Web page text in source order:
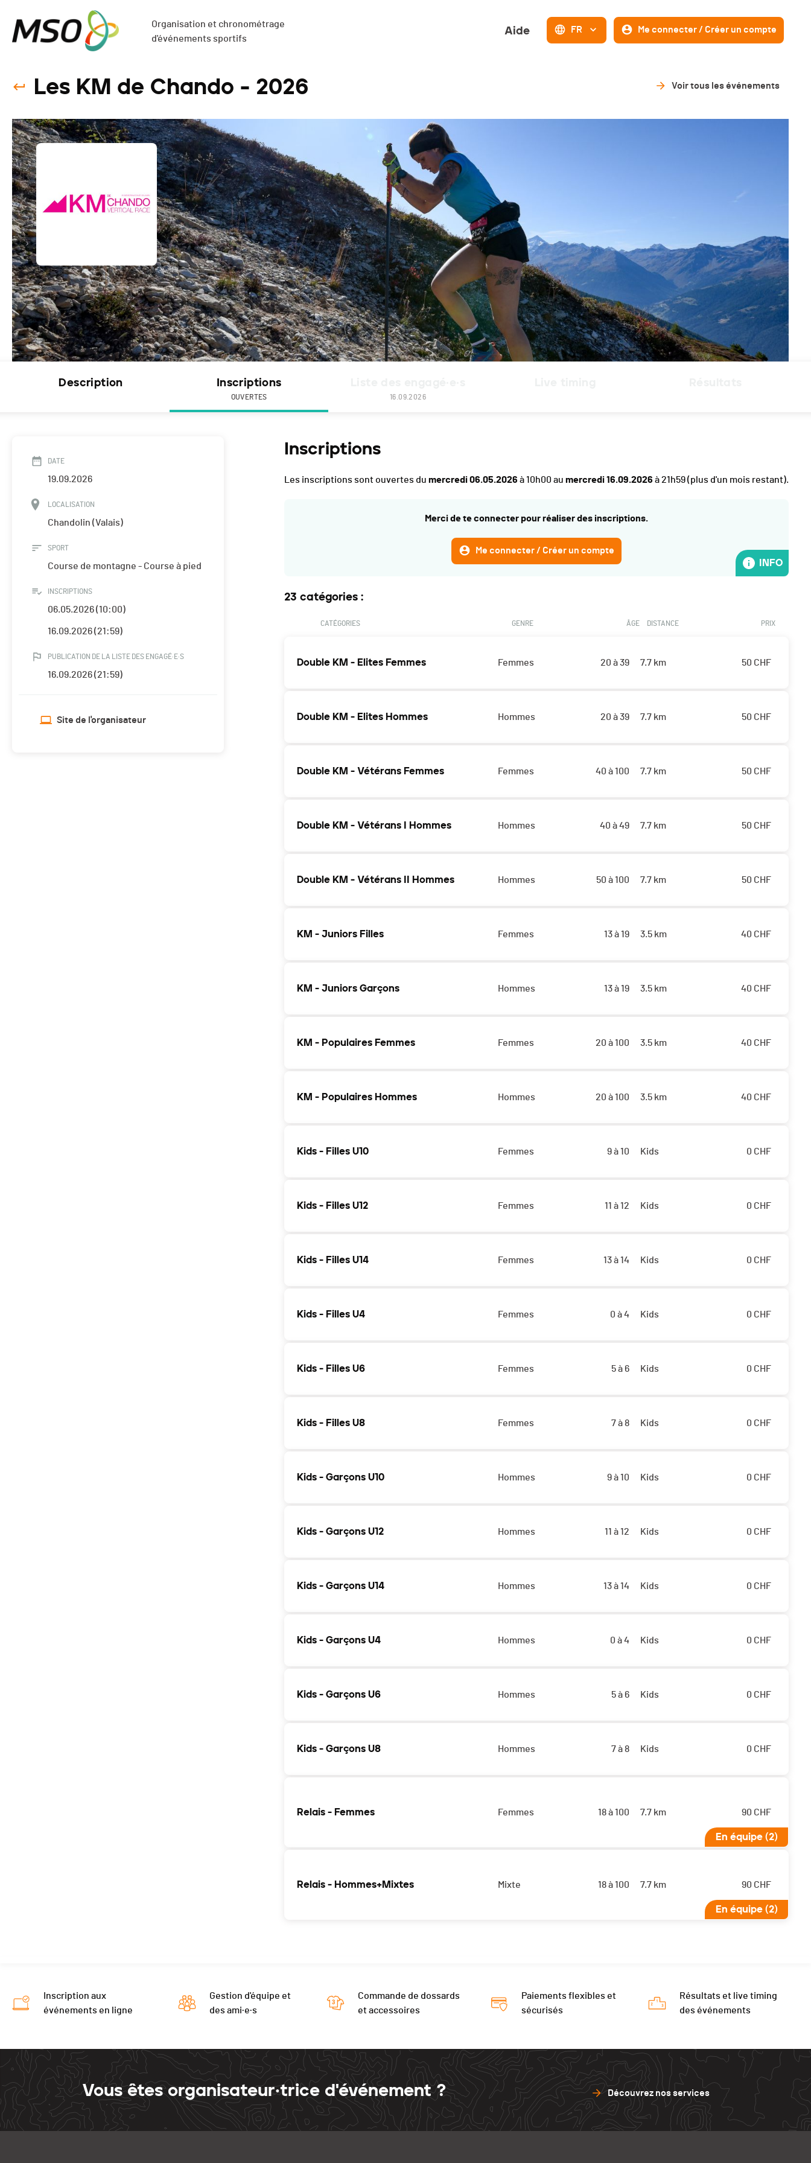
Organisation et chronométrage
d'événements sportifs
Aide FR Me connecter / Créer un compte
Les KM de Chando - 2026 Voir tous les événements
Description Inscriptions
OUVERTES 16.09.2026
DATE
19.09.2026
LOCALISATION
Chandolin (Valais)
SPORT
Course de montagne - Course à pied
INSCRIPTIONS
06.05.2026 (10:00)
16.09.2026 (21:59)
PUBLICATION DE LA LISTE DES ENGAGÉ·E·S
16.09.2026 (21:59)
Site de l'organisateur
Inscriptions
Les inscriptions sont ouvertes du mercredi 06.05.2026 à 10h00 au mercredi 16.09.2026 à 21h59(plus d'un mois restant).
Merci de te connecter pour réaliser des inscriptions.
Me connecter / Créer un compte
INFO
23 catégories :
CATÉGORIES GENRE ÂGE DISTANCE PRIX
Double KM - Elites Femmes Femmes 20 à 39 7.7 km 50 CHF
Double KM - Elites Hommes Hommes 20 à 39 7.7 km 50 CHF
Double KM - Vétérans Femmes Femmes 40 à 100 7.7 km 50 CHF
Double KM - Vétérans I Hommes Hommes 40 à 49 7.7 km 50 CHF
Double KM - Vétérans II Hommes Hommes 50 à 100 7.7 km 50 CHF
KM - Juniors Filles Femmes 13 à 19 3.5 km 40 CHF
KM - Juniors Garçons Hommes 13 à 19 3.5 km 40 CHF
KM - Populaires Femmes Femmes 20 à 100 3.5 km 40 CHF
KM - Populaires Hommes Hommes 20 à 100 3.5 km 40 CHF
Kids - Filles U10 Femmes 9 à 10 Kids 0 CHF
Kids - Filles U12 Femmes 11 à 12 Kids 0 CHF
Kids - Filles U14 Femmes 13 à 14 Kids 0 CHF
Kids - Filles U4 Femmes 0 à 4 Kids 0 CHF
Kids - Filles U6 Femmes 5 à 6 Kids 0 CHF
Kids - Filles U8 Femmes 7 à 8 Kids 0 CHF
Kids - Garçons U10 Hommes 9 à 10 Kids 0 CHF
Kids - Garçons U12 Hommes 11 à 12 Kids 0 CHF
Kids - Garçons U14 Hommes 13 à 14 Kids 0 CHF
Kids - Garçons U4 Hommes 0 à 4 Kids 0 CHF
Kids - Garçons U6 Hommes 5 à 6 Kids 0 CHF
Kids - Garçons U8 Hommes 7 à 8 Kids 0 CHF
Relais - Femmes Femmes 18 à 100 7.7 km 90 CHF
En équipe (2)
Relais - Hommes+Mixtes Mixte 18 à 100 7.7 km 90 CHF
En équipe (2)
Inscription aux
événements en ligne
Gestion d'équipe et
des ami·e·s
Commande de dossards
et accessoires
Paiements flexibles et
sécurisés
Résultats et live timing
des événements
Vous êtes organisateur·trice d'événement ? Découvrez nos services